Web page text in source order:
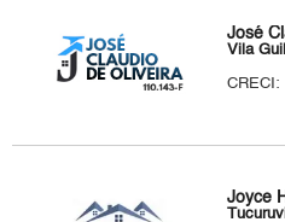
José
Vila
CRECI: